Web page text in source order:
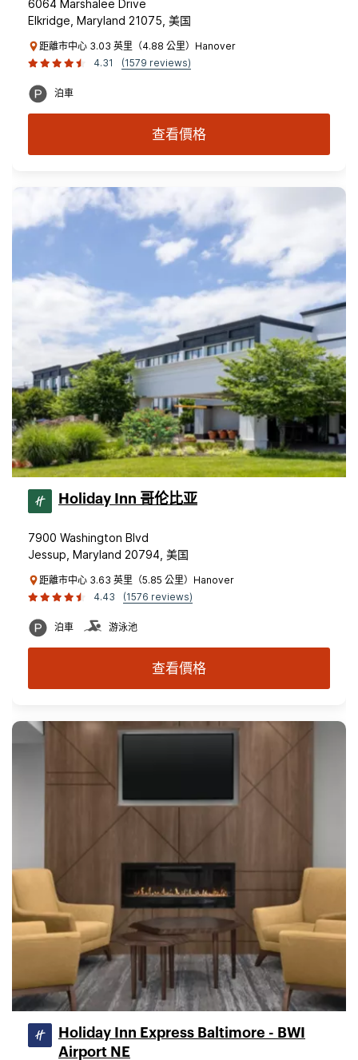
6064 Marshalee Drive
Elkridge, Maryland 21075, 美国
距離市中心 3.03 英里（4.88 公里）Hanover
4.31
(1579 reviews)
泊車
查看價格
Holiday Inn 哥伦比亚
7900 Washington Blvd
Jessup, Maryland 20794, 美国
距離市中心 3.63 英里（5.85 公里）Hanover
4.43
(1576 reviews)
泊車 游泳池
查看價格
Holiday Inn Express Baltimore - BWI
Airport NE